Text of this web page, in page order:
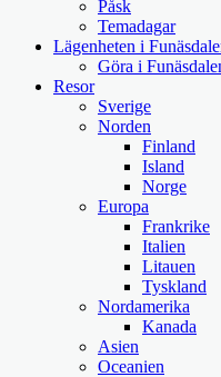
Påsk
Temadagar
Lägenheten i
Göra i
Resor
Sverige
Norden
Finland
Island
Norge
Europa
Frankrike
Italien
Litauen
Tyskland
Nordamerika
Kanada
Asien
Oceanien